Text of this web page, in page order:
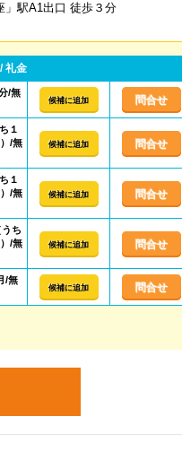
」駅A1出口 徒歩３分
/ 礼金
/無
候補に追加 問合せ
１
/無
候補に追加 問合せ
１
/無
候補に追加 問合せ
ち
/無
候補に追加 問合せ
/無
候補に追加 問合せ